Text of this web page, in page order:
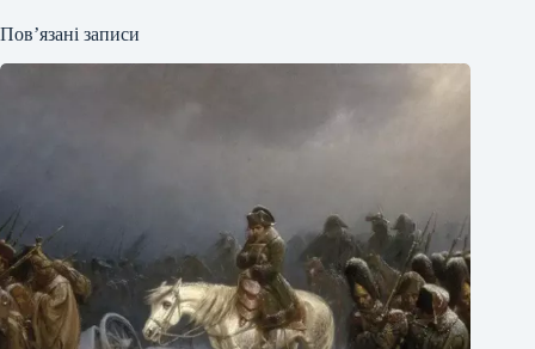
Пов’язані записи